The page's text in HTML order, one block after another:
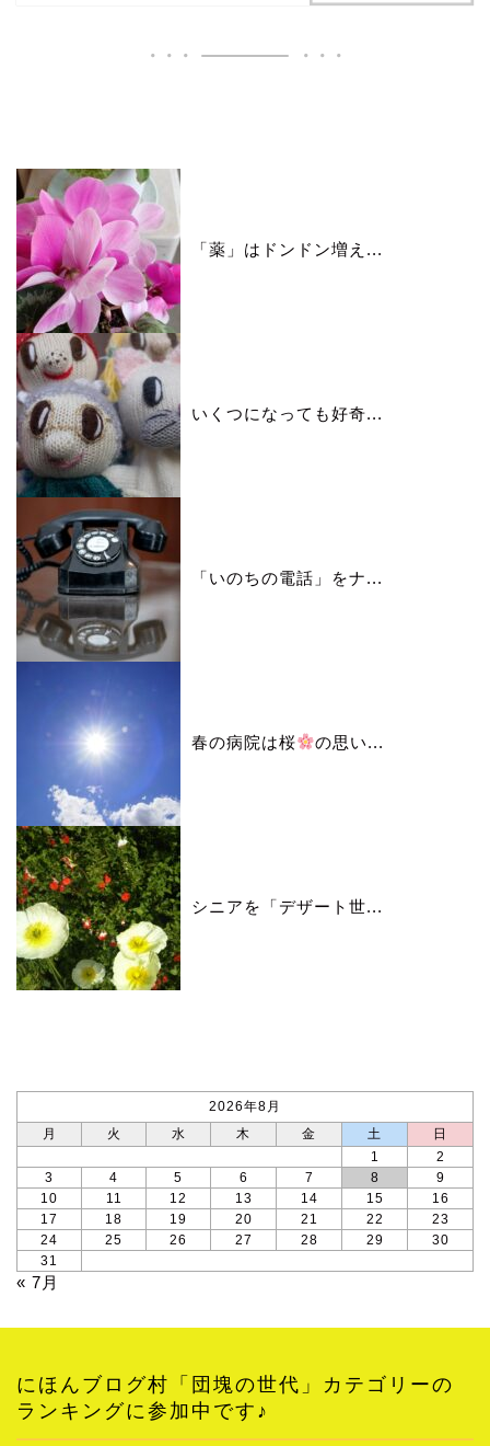
「薬」はドンドン増え...
いくつになっても好奇...
「いのちの電話」をナ...
春の病院は桜 の思い...
シニアを「デザート世...
2026年8月
月
火 水 木 金 土
日
1
2
3
4 5 6 7 8
9
10
11 12 13 14 15
16
17
18 19 20 21 22
23
24
25 26 27 28 29
30
31
« 7月
にほんブログ村「団塊の世代」カテゴリーの
ランキングに参加中です♪